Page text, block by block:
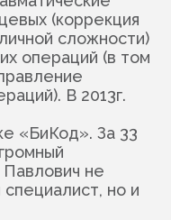
(коррекция
сложности)
операций (в том
В 2013г.
«БиКод». За 33
Павлович не
но и